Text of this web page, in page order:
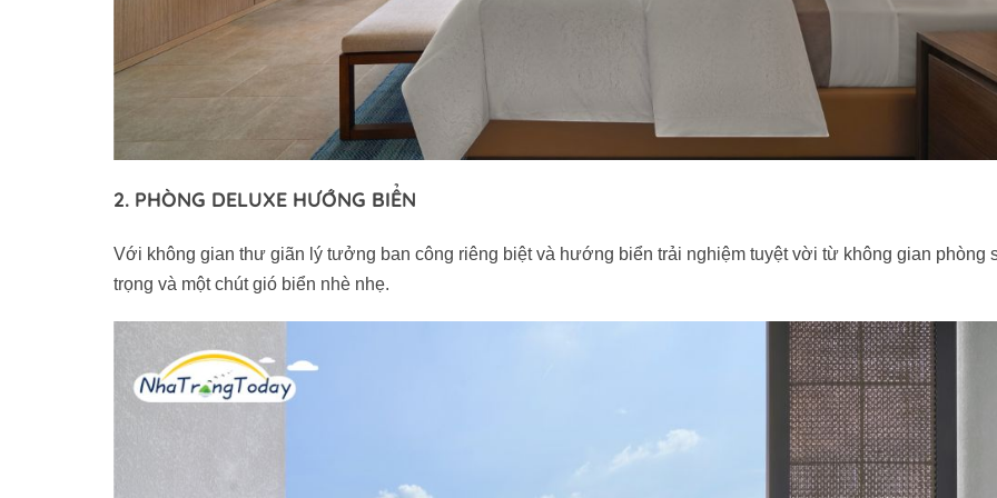
2. PHÒNG DELUXE HƯỚNG BIỂN
Với không gian thư giãn lý tưởng ban công riêng biệt và hướng biển trải nghiệm tuyệt vời từ không gian phòng
trọng và một chút gió biển nhè nhẹ.